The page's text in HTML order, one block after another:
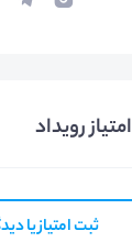
امتیاز رویداد
ثبت امتیاز یا